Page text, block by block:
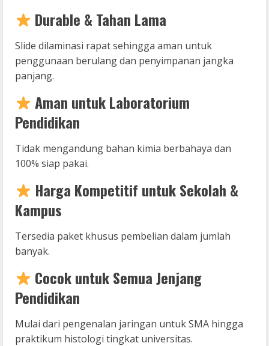
Durable & Tahan Lama
Slide dilaminasi rapat sehingga aman untuk
penggunaan berulang dan penyimpanan jangka
panjang.
Aman untuk Laboratorium
Pendidikan
Tidak mengandung bahan kimia berbahaya dan
100% siap pakai.
Harga Kompetitif untuk Sekolah &
Kampus
Tersedia paket khusus pembelian dalam jumlah
banyak.
Cocok untuk Semua Jenjang
Pendidikan
Mulai dari pengenalan jaringan untuk SMA hingga
praktikum histologi tingkat universitas.